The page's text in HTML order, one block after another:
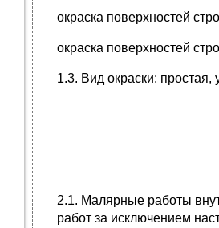
окраска поверхностей
окраска поверхностей
1.3. Вид окраски: простая,
2.1. Малярные работы
работ за исключением